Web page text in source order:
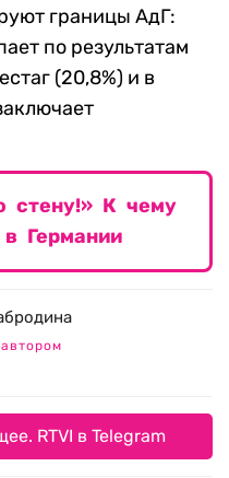
границы АдГ:
по результатам
(20,8%) и в
стену!» К чему
Германии
RTVI в Telegram